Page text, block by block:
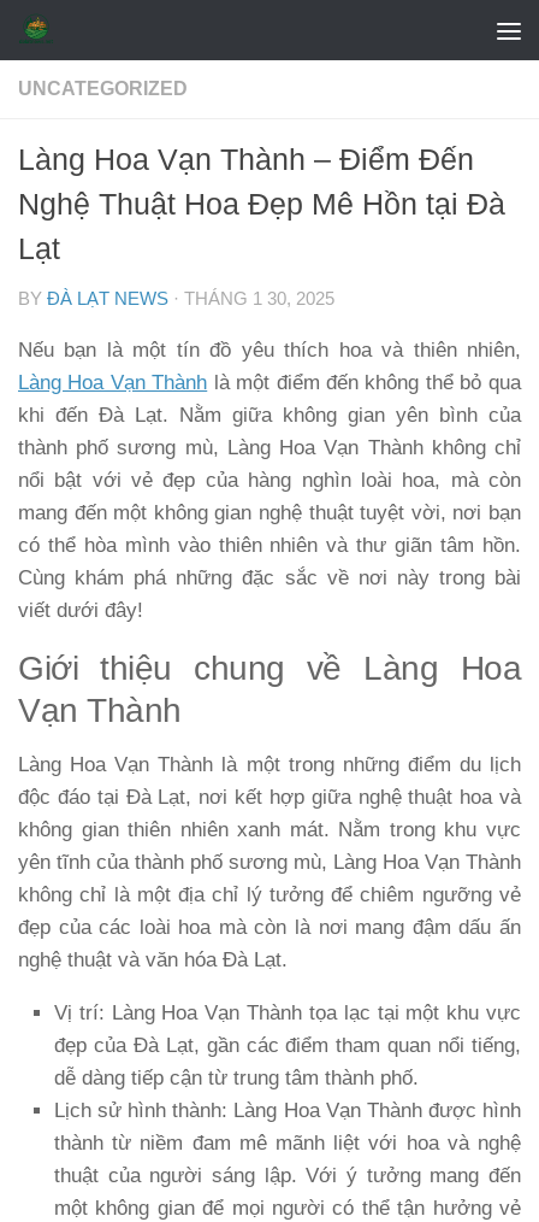
Skip to content
UNCATEGORIZED
Làng Hoa Vạn Thành – Điểm Đến
Nghệ Thuật Hoa Đẹp Mê Hồn tại Đà
Lạt
BY ĐÀ LẠT NEWS · THÁNG 1 30, 2025
Nếu bạn là một tín đồ yêu thích hoa và thiên nhiên,
Làng Hoa Vạn Thành là một điểm đến không thể bỏ qua
khi đến Đà Lạt. Nằm giữa không gian yên bình của
thành phố sương mù, Làng Hoa Vạn Thành không chỉ
nổi bật với vẻ đẹp của hàng nghìn loài hoa, mà còn
mang đến một không gian nghệ thuật tuyệt vời, nơi bạn
có thể hòa mình vào thiên nhiên và thư giãn tâm hồn.
Cùng khám phá những đặc sắc về nơi này trong bài
viết dưới đây!
Giới thiệu chung về Làng Hoa
Vạn Thành
Làng Hoa Vạn Thành là một trong những điểm du lịch
độc đáo tại Đà Lạt, nơi kết hợp giữa nghệ thuật hoa và
không gian thiên nhiên xanh mát. Nằm trong khu vực
yên tĩnh của thành phố sương mù, Làng Hoa Vạn Thành
không chỉ là một địa chỉ lý tưởng để chiêm ngưỡng vẻ
đẹp của các loài hoa mà còn là nơi mang đậm dấu ấn
nghệ thuật và văn hóa Đà Lạt.
Vị trí: Làng Hoa Vạn Thành tọa lạc tại một khu vực
đẹp của Đà Lạt, gần các điểm tham quan nổi tiếng,
dễ dàng tiếp cận từ trung tâm thành phố.
Lịch sử hình thành: Làng Hoa Vạn Thành được hình
thành từ niềm đam mê mãnh liệt với hoa và nghệ
thuật của người sáng lập. Với ý tưởng mang đến
một không gian để mọi người có thể tận hưởng vẻ